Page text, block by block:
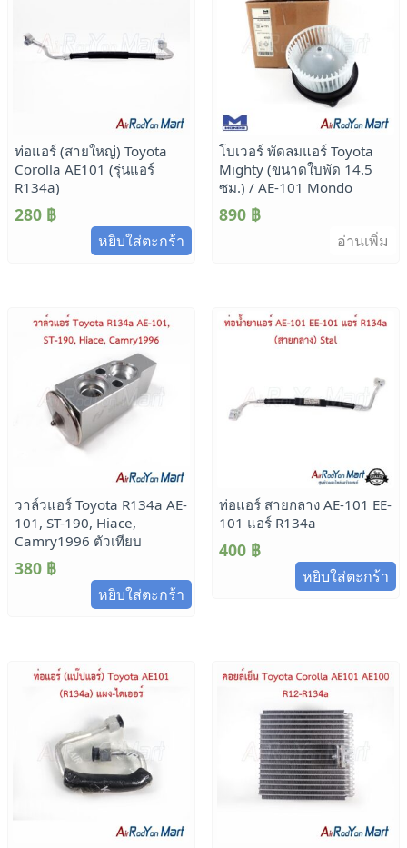
ท่อแอร์ (สายใหญ่) Toyota
Corolla AE101 (รุ่นแอร์
R134a)
280 ฿
หยิบใส่ตะกร้า
โบเวอร์ พัดลมแอร์ Toyota
Mighty (ขนาดใบพัด 14.5
ซม.) / AE-101 Mondo
890 ฿
อ่านเพิ่ม
วาล์วแอร์ Toyota R134a AE-
101, ST-190, Hiace,
Camry1996 ตัวเทียบ
380 ฿
หยิบใส่ตะกร้า
ท่อแอร์ สายกลาง AE-101 EE-
101 แอร์ R134a
400 ฿
หยิบใส่ตะกร้า